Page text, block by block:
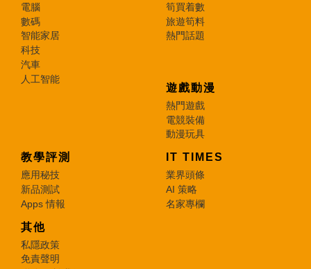
電腦
數碼
智能家居
科技
汽車
人工智能
筍買着數
旅遊筍料
熱門話題
遊戲動漫
熱門遊戲
電競裝備
動漫玩具
教學評測
應用秘技
新品測試
Apps 情報
IT TIMES
業界頭條
AI 策略
名家專欄
其他
私隱政策
免責聲明